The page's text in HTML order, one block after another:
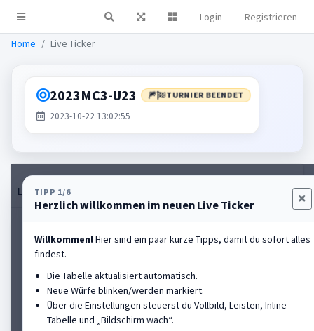
Login Registrieren
Live Ticker
Home Live Ticker
2023MC3-U23 🎆 TURNIER BEENDET
2023-10-22 13:02:55
TIPP 1/6
Herzlich willkommen im neuen Live Ticker
Willkommen! Hier sind ein paar kurze Tipps, damit du sofort alles
findest.
Die Tabelle aktualisiert automatisch.
Neue Würfe blinken/werden markiert.
Über die Einstellungen steuerst du Vollbild, Leisten, Inline-
Tabelle und „Bildschirm wach“.
Live-Tabelle
SV Pocking
Platz2 PB101,61m Aktuell-
St.-Nr.4 Diff-3,39m